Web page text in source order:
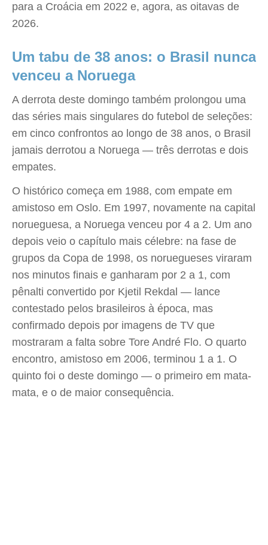
para a Croácia em 2022 e, agora, as oitavas de
2026.
Um tabu de 38 anos: o Brasil nunca
venceu a Noruega
A derrota deste domingo também prolongou uma
das séries mais singulares do futebol de seleções:
em cinco confrontos ao longo de 38 anos, o Brasil
jamais derrotou a Noruega — três derrotas e dois
empates.
O histórico começa em 1988, com empate em
amistoso em Oslo. Em 1997, novamente na capital
norueguesa, a Noruega venceu por 4 a 2. Um ano
depois veio o capítulo mais célebre: na fase de
grupos da Copa de 1998, os noruegueses viraram
nos minutos finais e ganharam por 2 a 1, com
pênalti convertido por Kjetil Rekdal — lance
contestado pelos brasileiros à época, mas
confirmado depois por imagens de TV que
mostraram a falta sobre Tore André Flo. O quarto
encontro, amistoso em 2006, terminou 1 a 1. O
quinto foi o deste domingo — o primeiro em mata-
mata, e o de maior consequência.